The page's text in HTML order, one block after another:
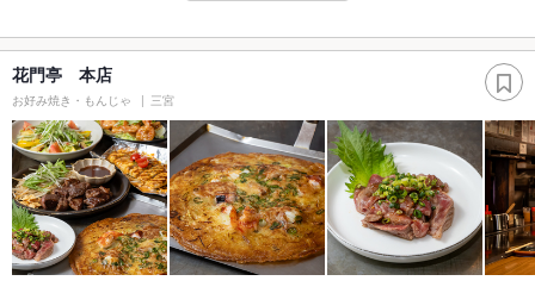
花門亭 本店
お好み焼き・もんじゃ 三宮